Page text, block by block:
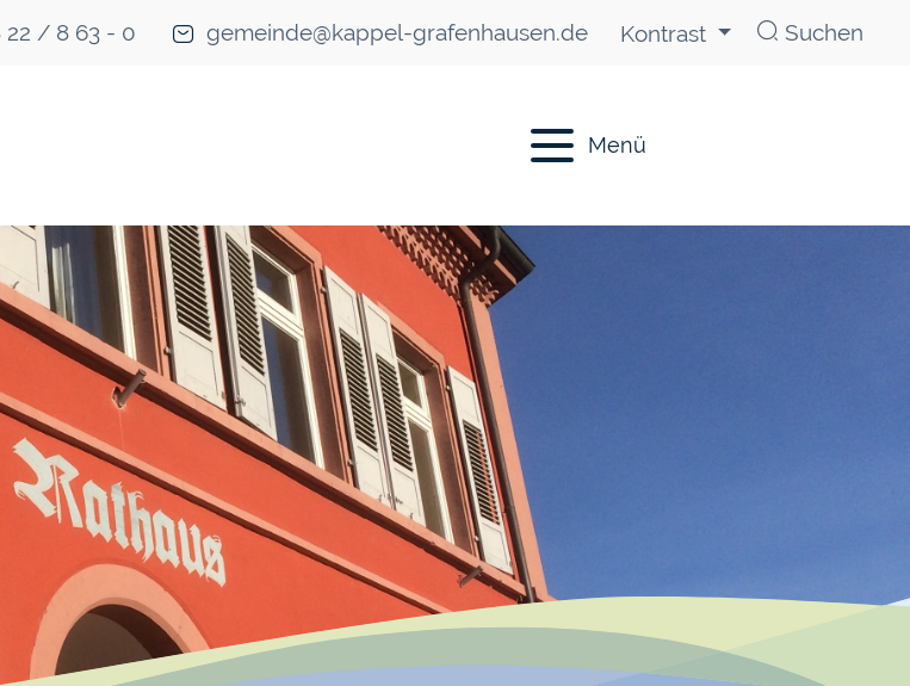
22 / 8 63 - 0 gemeinde@kappel-grafenhausen.de Kontrast Suchen
Menü